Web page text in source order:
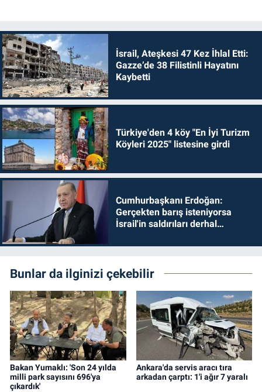
İsrail, Ateşkesi 47 Kez İhlal Etti:
Gazze’de 38 Filistinli Hayatını
Kaybetti
Türkiye'den 4 köy "En İyi Turizm
Köyleri 2025" listesine girdi
Cumhurbaşkanı Erdoğan:
Gerçekten barış isteniyorsa
İsrail'in saldırıları derhal
Bunlar da ilginizi çekebilir
Bakan Yumaklı: 'Son 24 yılda
milli park sayısını 696'ya
çıkardık'
Ankara'da servis aracı tıra
arkadan çarptı: 1'i ağır 7 yaralı